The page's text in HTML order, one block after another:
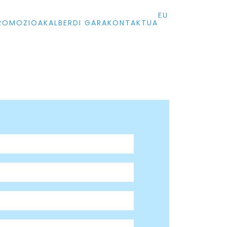
ALBERDI GARAKONTAKTUA
EU